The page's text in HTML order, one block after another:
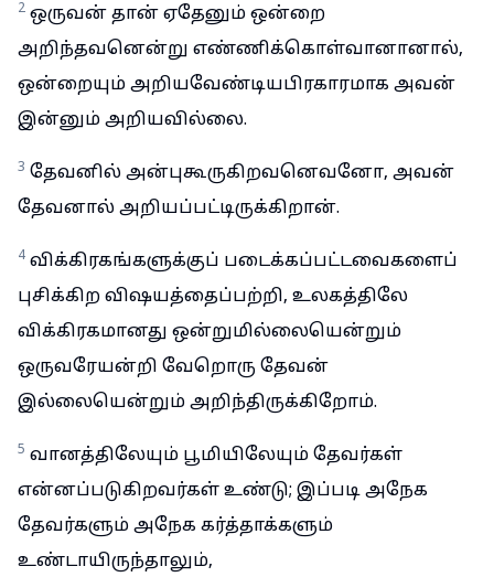
2 ஒருவன் தான் ஏதேனும் ஒன்றை
அறிந்தவனென்று எண்ணிக்கொள்வானானால்,
ஒன்றையும் அறியவேண்டியபிரகாரமாக அவன்
இன்னும் அறியவில்லை.
3 தேவனில் அன்புகூருகிறவனெவனோ, அவன்
தேவனால் அறியப்பட்டிருக்கிறான்.
4 விக்கிரகங்களுக்குப் படைக்கப்பட்டவைகளைப்
புசிக்கிற விஷயத்தைப்பற்றி, உலகத்திலே
விக்கிரகமானது ஒன்றுமில்லையென்றும்
ஒருவரேயன்றி வேறொரு தேவன்
இல்லையென்றும் அறிந்திருக்கிறோம்.
5 வானத்திலேயும் பூமியிலேயும் தேவர்கள்
என்னப்படுகிறவர்கள் உண்டு; இப்படி அநேக
தேவர்களும் அநேக கர்த்தாக்களும்
உண்டாயிருந்தாலும்,